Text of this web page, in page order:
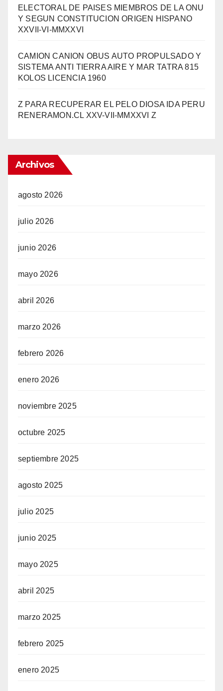
ELECTORAL DE PAISES MIEMBROS DE LA ONU
Y SEGUN CONSTITUCION ORIGEN HISPANO
XXVII-VI-MMXXVI
CAMION CANION OBUS AUTO PROPULSADO Y
SISTEMA ANTI TIERRA AIRE Y MAR TATRA 815
KOLOS LICENCIA 1960
Z PARA RECUPERAR EL PELO DIOSA IDA PERU
RENERAMON.CL XXV-VII-MMXXVI Z
Archivos
agosto 2026
julio 2026
junio 2026
mayo 2026
abril 2026
marzo 2026
febrero 2026
enero 2026
noviembre 2025
octubre 2025
septiembre 2025
agosto 2025
julio 2025
junio 2025
mayo 2025
abril 2025
marzo 2025
febrero 2025
enero 2025